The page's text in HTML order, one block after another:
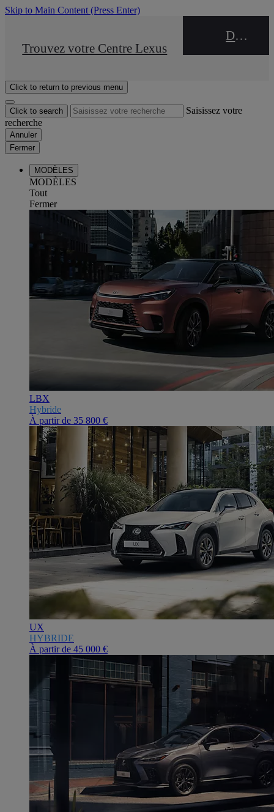
Skip to Main Content (Press Enter)
STOP DRIVE Takata
Trouvez votre Centre Lexus
DEALER NAME
Click to return to previous menu
Click to search
Saisissez votre
recherche
Annuler
Fermer
MODÈLES
MODÈLES
Tout
Fermer
LBX
Hybride
À partir de 35 800 €
UX
HYBRIDE
À partir de 45 000 €